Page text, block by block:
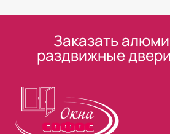
Заказать
раздвижные